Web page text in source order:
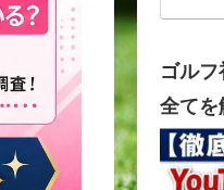
ゴル
全てを